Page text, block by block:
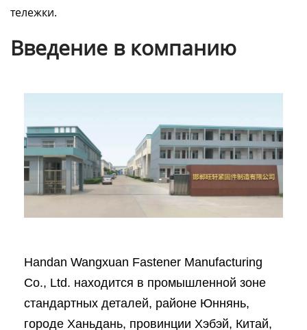
тележки.
Введение в компанию
Handan Wangxuan Fastener Manufacturing
Co., Ltd. находится в промышленной зоне
стандартных деталей, районе Юннянь,
городе Ханьдань, провинции Хэбэй, Китай,